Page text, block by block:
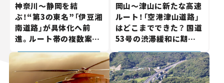
神奈川～静岡を結
ぶ！“第3の東名”「伊豆湘
南道路」が具体化へ前
進。ルート帯の複数案検
討へ。熱海まで信号ゼロ
が実現？ 【いま気になる
道路計画】
岡山～津山に新たな高速
ルート！「空港津山道路」
はどこまでできた？ 国道
53号の渋滞緩和に期待。
岡山市側でも動きが【い
ま気になる道路計画】